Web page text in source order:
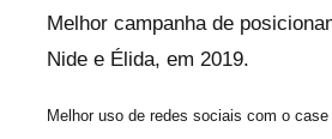
Melhor campanha de
Nide e Élida, em 2019.
Melhor uso de redes sociais com o case